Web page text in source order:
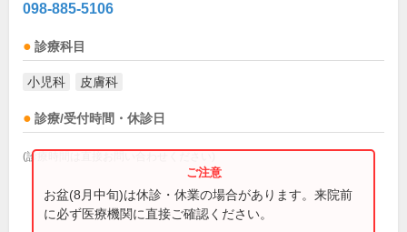
098-885-5106
診療科目
小児科 皮膚科
診療/受付時間・休診日
(診療時間は直接お問い合わせください)
お盆(8月中旬)は休診・休業の場合があります。来院前
に必ず医療機関に直接ご確認ください。